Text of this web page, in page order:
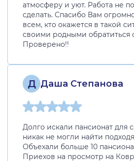
атмосферу и уют. Работа не
сделать. Спасибо Вам
всем, кто окажется в такой
своими родными обратиться
Проверено!!
Д Даша Степанова
Долго искали пансионат для
никак не могли найти
Объехали больше 10
Приехов на просмотр на